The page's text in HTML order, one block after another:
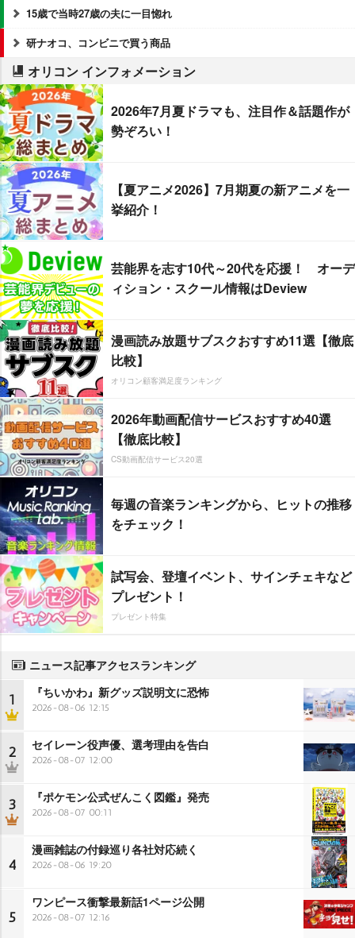
15歳で当時27歳の夫に一目惚れ
研ナオコ、コンビニで買う商品
オリコン インフォメーション
2026年7月夏ドラマも、注目作＆話題作が
勢ぞろい！
【夏アニメ2026】7月期夏の新アニメを一
挙紹介！
芸能界を志す10代～20代を応援！ オーデ
ィション・スクール情報はDeview
漫画読み放題サブスクおすすめ11選【徹底
比較】
オリコン顧客満足度ランキング
2026年動画配信サービスおすすめ40選
【徹底比較】
CS動画配信サービス20選
毎週の音楽ランキングから、ヒットの推移
をチェック！
試写会、登壇イベント、サインチェキなど
プレゼント！
プレゼント特集
ニュース記事アクセスランキング
1 『ちいかわ』新グッズ説明文に恐怖
2026-08-06 12:15
2 セイレーン役声優、選考理由を告白
2026-08-07 12:00
3 『ポケモン公式ぜんこく図鑑』発売
2026-08-07 00:11
4
漫画雑誌の付録巡り各社対応続く
2026-08-06 19:20
5
ワンピース衝撃最新話1ページ公開
2026-08-07 12:16